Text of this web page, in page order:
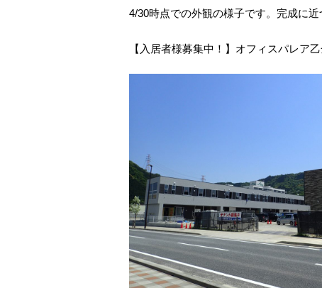
4/30時点での外観の様子です。完成に近
【入居者様募集中！】オフィスパレア